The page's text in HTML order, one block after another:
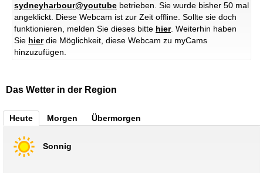
sydneyharbour@youtube betrieben. Sie wurde bisher 50 mal
angeklickt. Diese Webcam ist zur Zeit offline. Sollte sie doch
funktionieren, melden Sie dieses bitte hier. Weiterhin haben
Sie hierdie Möglichkeit, diese Webcam zu myCams
hinzuzufügen.
Das Wetter in der Region
Heute Morgen Übermorgen
Sonnig